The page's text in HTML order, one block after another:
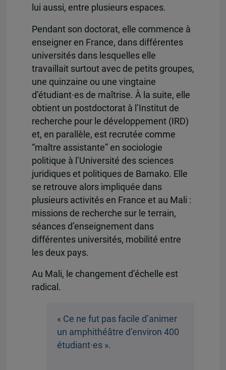
lui aussi, entre plusieurs espaces.
Pendant son doctorat, elle commence à
enseigner en France, dans différentes
universités dans lesquelles elle
travaillait surtout avec de petits groupes,
une quinzaine ou une vingtaine
d’étudiant·es de maîtrise. À la suite, elle
obtient un postdoctorat à l’Institut de
recherche pour le développement (IRD)
et, en parallèle, est recrutée comme
“maître assistante” en sociologie
politique à l’Université des sciences
juridiques et politiques de Bamako. Elle
se retrouve alors impliquée dans
plusieurs activités en France et au Mali :
missions de recherche sur le terrain,
séances d’enseignement dans
différentes universités, mobilité entre
les deux pays.
Au Mali, le changement d’échelle est
radical.
« Ce ne fut pas facile d’animer
un amphithéâtre d’environ 400
étudiant·es ».